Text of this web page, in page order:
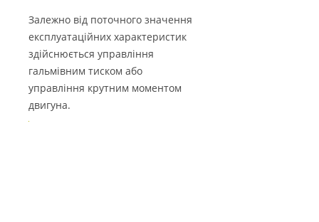
Залежно від поточного значення
експлуатаційних характеристик
здійснюється управління
гальмівним тиском або
управління крутним моментом
двигуна.